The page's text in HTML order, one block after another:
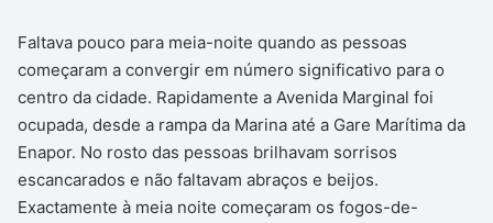
Faltava pouco para meia-noite quando as pessoas
começaram a convergir em número significativo para o
centro da cidade. Rapidamente a Avenida Marginal foi
ocupada, desde a rampa da Marina até a Gare Marítima da
Enapor. No rosto das pessoas brilhavam sorrisos
escancarados e não faltavam abraços e beijos.
Exactamente à meia noite começaram os fogos-de-